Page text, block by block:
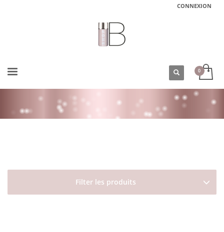
CONNEXION
Filter les produits